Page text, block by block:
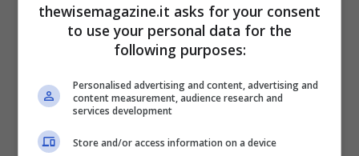
dalle parole dello/a stesso/a partner
tossicodipendente, che dice di aver
della situazione.
Il finale è aperto, con una frase che
thewisemagazine.it asks for your consent
to use your personal data for the
following purposes:
Personalised advertising and content, advertising and
content measurement, audience research and
services development
Store and/or access information on a device